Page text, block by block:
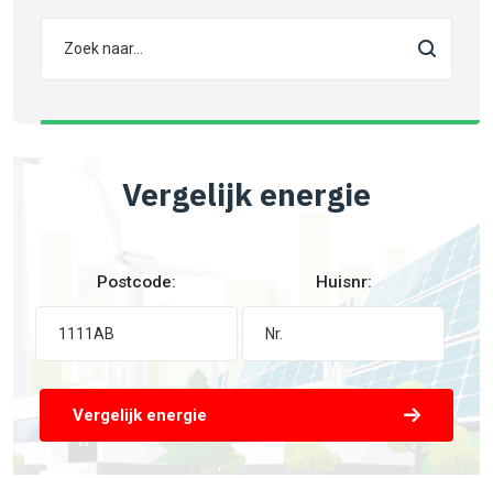
Vergelijk energie
Postcode: Huisnr:
Vergelijk energie